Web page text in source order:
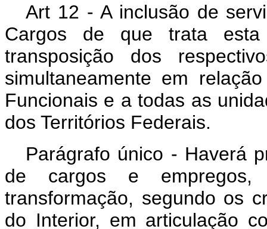
Art 12 - A inclusão de
Cargos de que trata esta
transposição dos
simultaneamente em
Funcionais e a todas as
dos Territórios Federais.
Parágrafo único - Haverá
de cargos e empregos,
transformação, segundo os
do Interior, em articulação